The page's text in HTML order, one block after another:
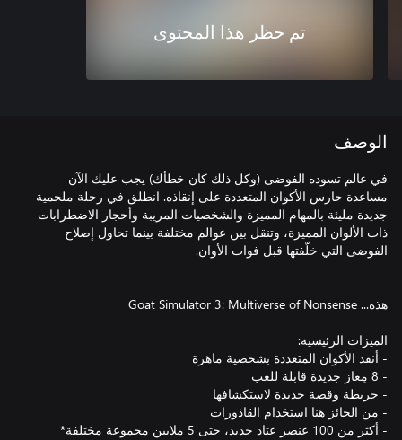
تم حظر هذا المحتوى
الوصف
في عالم تسوده الفوضى (وكل ذلك كان خطأك) يجب عليك الآن
مساعدة حارس الأكوان المتعددة على إنقاذه. انطلق في رحلة ملحمية
جديدة مليئة بالمهام المميزة والشخصيات المريبة وأحجار الاضطرابات
ذات الألوان المميزة، وتنقل بين عوالم مختلفة بينما تحاول إصلاح